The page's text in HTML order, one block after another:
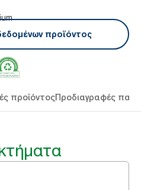
προϊόντος
προϊόντοςΠροδιαγραφές